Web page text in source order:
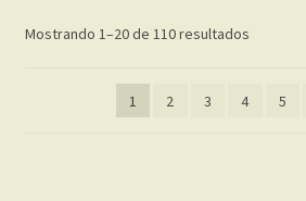
Mostrando 1–20 de 110 resultadosOrdenado
últimos
1 2 3 4 5